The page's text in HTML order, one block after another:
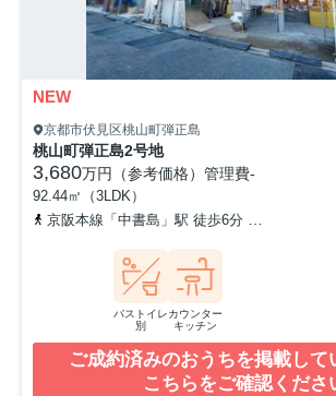
NEW
京都市伏見区桃山町弾正島
桃山町弾正島2号地
3,680万円（参考価格） 管理費-
92.44㎡（3LDK）
京阪本線「中書島」駅 徒歩6分
バストイレ
別
カウンター
キッチン
ご成約済みのおうちを掲載して
こちらをご確認くださ